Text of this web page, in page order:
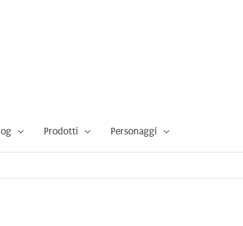
Prodotti Personaggi